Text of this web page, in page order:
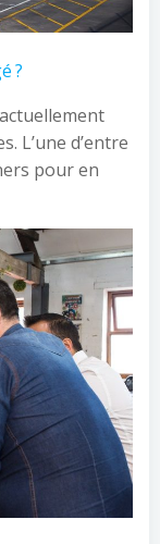
?
L’une d’entre
pour en